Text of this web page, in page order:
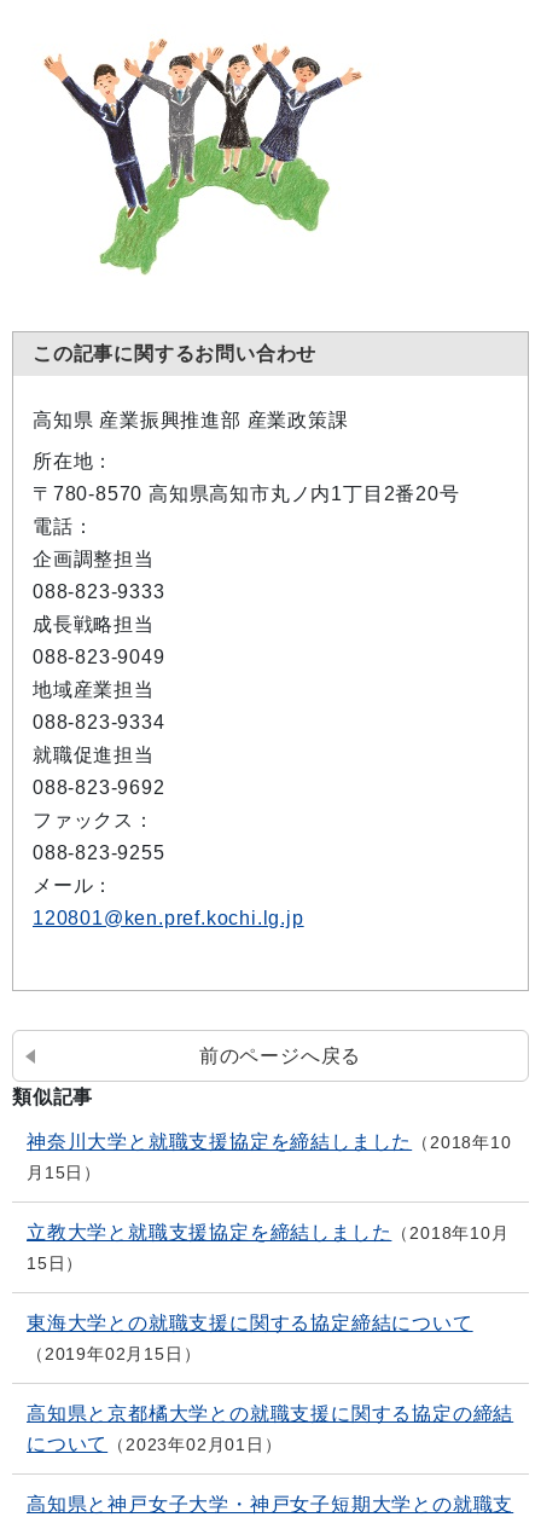
この記事に関するお問い合わせ
高知県 産業振興推進部 産業政策課
所在地：
〒780-8570 高知県高知市丸ノ内1丁目2番20号
電話：
企画調整担当
088-823-9333
成長戦略担当
088-823-9049
地域産業担当
088-823-9334
就職促進担当
088-823-9692
ファックス：
088-823-9255
メール：
120801@ken.pref.kochi.lg.jp
前のページへ戻る
類似記事
神奈川大学と就職支援協定を締結しました
2018年10
月15日
立教大学と就職支援協定を締結しました
2018年10月
15日
東海大学との就職支援に関する協定締結について
2019年02月15日
高知県と京都橘大学との就職支援に関する協定の締結
について
2023年02月01日
高知県と神戸女子大学・神戸女子短期大学との就職支